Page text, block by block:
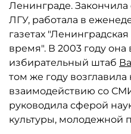
Ленинграде. Закончила
ЛГУ, работала в
газетах
время". В 2003 году она
избирательный штаб
том же году
взаимодействию со
руководила сферой
культуры, молодежной